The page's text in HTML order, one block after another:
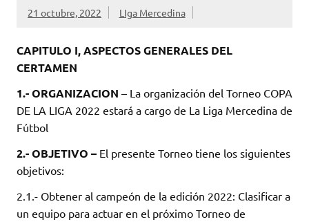
21 octubre, 2022 LIga Mercedina
CAPITULO I, ASPECTOS GENERALES DEL
CERTAMEN
1.- ORGANIZACION – La organización del Torneo COPA
DE LA LIGA 2022 estará a cargo de La Liga Mercedina de
Fútbol
2.- OBJETIVO – El presente Torneo tiene los siguientes
objetivos:
2.1.- Obtener al campeón de la edición 2022: Clasificar a
un equipo para actuar en el próximo Torneo de